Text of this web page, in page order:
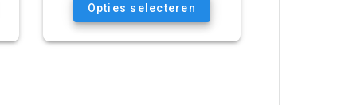
Opties selecteren